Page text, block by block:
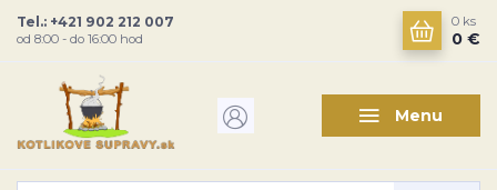
Menu
Tel.: +421 902 212 007
od 8:00 - do 16:00 hod
0 ks
0 €